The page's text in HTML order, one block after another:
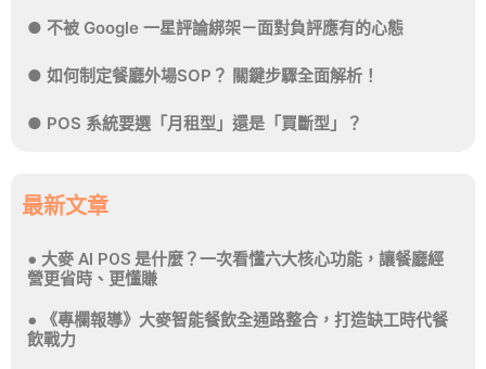
不被 Google 一星評論綁架－面對負評應有的心態
如何制定餐廳外場SOP？ 關鍵步驟全面解析！
POS 系統要選「月租型」還是「買斷型」？
最新文章
大麥 AI POS 是什麼？一次看懂六大核心功能，讓餐廳經
營更省時、更懂賺
《專欄報導》大麥智能餐飲全通路整合，打造缺工時代餐
飲戰力